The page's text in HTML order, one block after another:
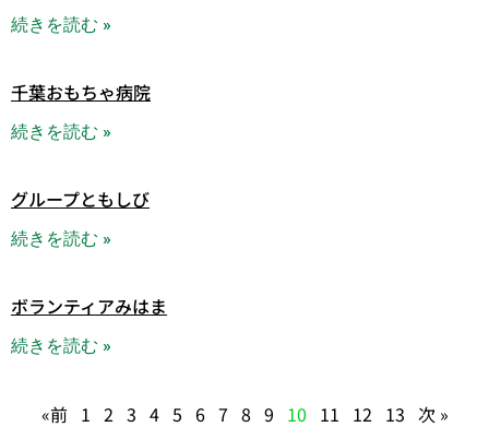
続きを読む »
千葉おもちゃ病院
続きを読む »
グループともしび
続きを読む »
ボランティアみはま
続きを読む »
«前 1 2 3 4 5 6 7 8 9 10 11 12 13 次 »